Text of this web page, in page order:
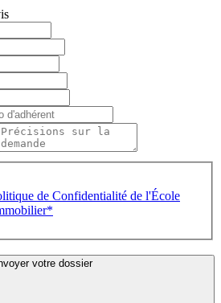
de Confidentialité de l'École
Envoyer votre dossier